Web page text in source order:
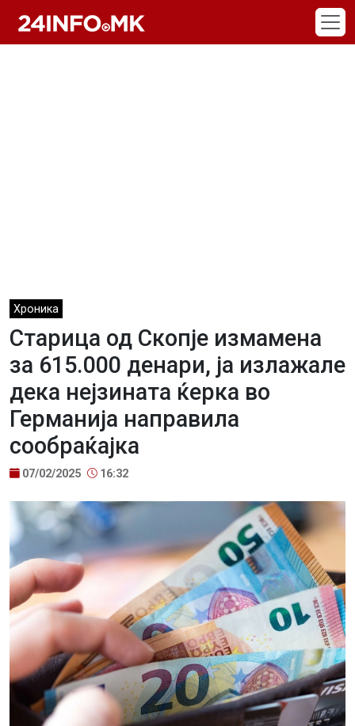
Хроника
Старица од Скопје измамена
за 615.000 денари, ја излажале
дека нејзината ќерка во
Гермaнија направила
сообрaќајка
07/02/2025 16:32